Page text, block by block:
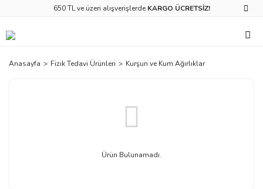
650 TL ve üzeri alışverişlerde KARGO ÜCRETSİZ!
Anasayfa Fizik Tedavi Ürünleri Kurşun ve Kum Ağırlıklar
Ürün Bulunamadı.